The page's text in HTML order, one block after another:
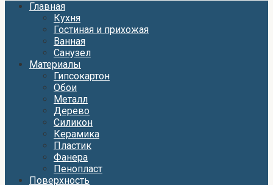
Главная
Кухня
Гостиная и прихожая
Ванная
Санузел
Материалы
Гипсокартон
Обои
Металл
Дерево
Силикон
Керамика
Пластик
Фанера
Пенопласт
Поверхность